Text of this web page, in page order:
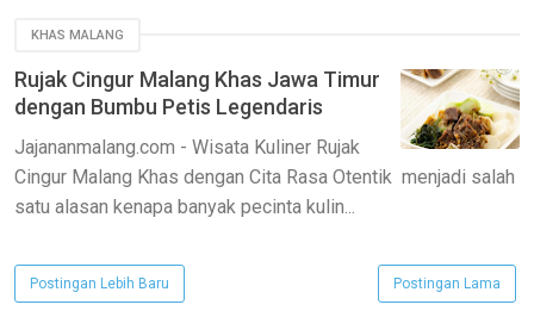
KHAS MALANG
Rujak Cingur Malang Khas Jawa Timur
dengan Bumbu Petis Legendaris
Jajananmalang.com - Wisata Kuliner Rujak
Cingur Malang Khas dengan Cita Rasa Otentik menjadi salah
satu alasan kenapa banyak pecinta kulin...
Postingan Lebih Baru Postingan Lama